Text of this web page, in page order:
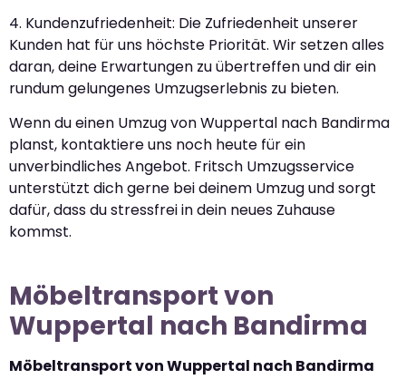
4. Kundenzufriedenheit: Die Zufriedenheit unserer
Kunden hat für uns höchste Priorität. Wir setzen alles
daran, deine Erwartungen zu übertreffen und dir ein
rundum gelungenes Umzugserlebnis zu bieten.
Wenn du einen Umzug von Wuppertal nach Bandirma
planst, kontaktiere uns noch heute für ein
unverbindliches Angebot. Fritsch Umzugsservice
unterstützt dich gerne bei deinem Umzug und sorgt
dafür, dass du stressfrei in dein neues Zuhause
kommst.
Möbeltransport von
Wuppertal nach Bandirma
Möbeltransport von Wuppertal nach Bandirma